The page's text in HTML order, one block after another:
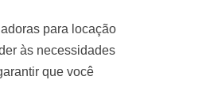
para locação
às necessidades
que você